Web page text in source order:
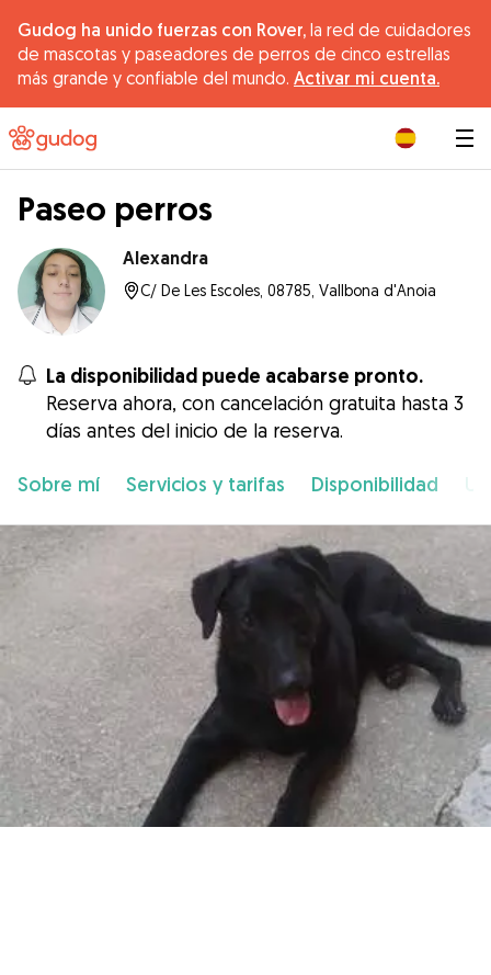
Gudog ha unido fuerzas con Rover, la red de cuidadores
de mascotas y paseadores de perros de cinco estrellas
más grande y confiable del mundo. Activar mi cuenta.
Paseo perros
Alexandra
C/ De Les Escoles, 08785, Vallbona d'Anoia
La disponibilidad puede acabarse pronto.
Reserva ahora, con cancelación gratuita hasta 3
días antes del inicio de la reserva.
Sobre mí Servicios y tarifas Disponibilidad